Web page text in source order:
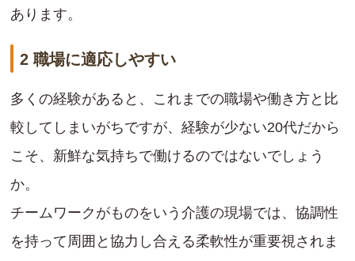
あります。
2 職場に適応しやすい
多くの経験があると、これまでの職場や働き方と比
較してしまいがちですが、経験が少ない20代だから
こそ、新鮮な気持ちで働けるのではないでしょう
か。
チームワークがものをいう介護の現場では、協調性
を持って周囲と協力し合える柔軟性が重要視されま